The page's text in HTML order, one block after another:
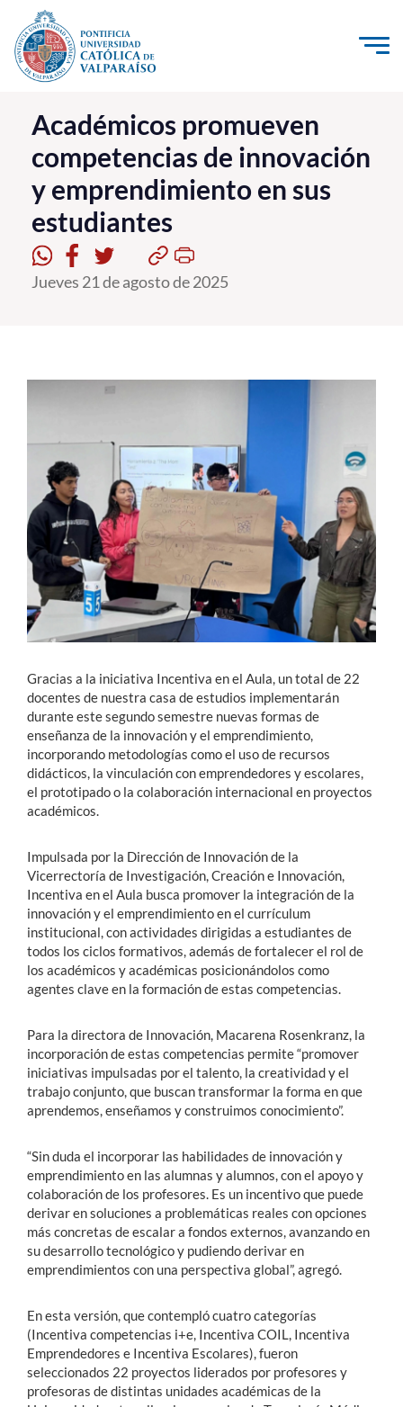
Click acá para ir directamente al contenido
La Universidad
Investigación, Creación e Innovación
PUCV Internacional
Vinculación con el Medio
Admisión
Formación Continua
Académicos
Funcionarios
Alumni
Académicos promueven
competencias de innovación
y emprendimiento en sus
estudiantes
Jueves 21 de agosto de 2025
Gracias a la iniciativa Incentiva en el Aula, un total de 22
docentes de nuestra casa de estudios implementarán
durante este segundo semestre nuevas formas de
enseñanza de la innovación y el emprendimiento,
incorporando metodologías como el uso de recursos
didácticos, la vinculación con emprendedores y escolares,
el prototipado o la colaboración internacional en proyectos
académicos.
Impulsada por la Dirección de Innovación de la
Vicerrectoría de Investigación, Creación e Innovación,
Incentiva en el Aula busca promover la integración de la
innovación y el emprendimiento en el currículum
institucional, con actividades dirigidas a estudiantes de
todos los ciclos formativos, además de fortalecer el rol de
los académicos y académicas posicionándolos como
agentes clave en la formación de estas competencias.
Para la directora de Innovación, Macarena Rosenkranz, la
incorporación de estas competencias permite “promover
iniciativas impulsadas por el talento, la creatividad y el
trabajo conjunto, que buscan transformar la forma en que
aprendemos, enseñamos y construimos conocimiento”.
“Sin duda el incorporar las habilidades de innovación y
emprendimiento en las alumnas y alumnos, con el apoyo y
colaboración de los profesores. Es un incentivo que puede
derivar en soluciones a problemáticas reales con opciones
más concretas de escalar a fondos externos, avanzando en
su desarrollo tecnológico y pudiendo derivar en
emprendimientos con una perspectiva global”, agregó.
En esta versión, que contempló cuatro categorías
(Incentiva competencias i+e, Incentiva COIL, Incentiva
Emprendedores e Incentiva Escolares), fueron
seleccionados 22 proyectos liderados por profesores y
profesoras de distintas unidades académicas de la